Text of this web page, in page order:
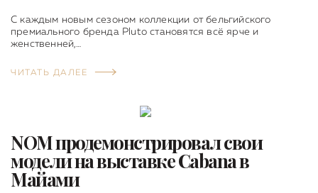
С каждым новым сезоном коллекции от бельгийского
премиального бренда Pluto становятся всё ярче и
женственней,…
ЧИТАТЬ ДАЛЕЕ
NOM продемонстрировал свои
модели на выставке Cabana в
Майами